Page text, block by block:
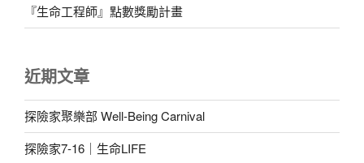
『生命工程師』點數獎勵計畫
近期文章
探險家聚樂部 Well-Being Carnival
探險家7-16｜生命LIFE